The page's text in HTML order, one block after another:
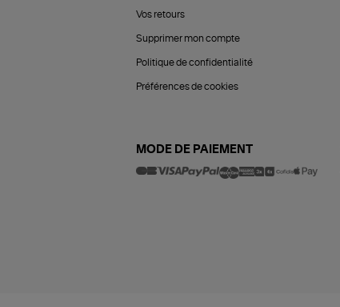
Vos retours
Supprimer mon compte
Politique de confidentialité
Préférences de cookies
MODE DE PAIEMENT